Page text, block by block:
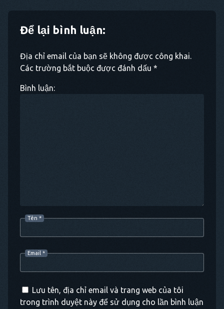
Để lại bình luận:
Địa chỉ email của bạn sẽ không được công khai.
Các trường bắt buộc được đánh dấu *
Bình luận:
Tên *
Email *
Lưu tên, địa chỉ email và trang web của tôi
trong trình duyệt này để sử dụng cho lần bình luận